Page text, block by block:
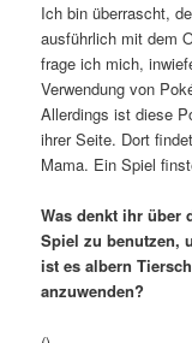
Ich bin überrascht,
ausführlich mit dem
frage ich mich,
Verwendung von
Allerdings ist diese
ihrer Seite. Dort
Mama. Ein Spiel
Was denkt ihr über
Spiel zu benutzen,
ist es albern
anzuwenden?